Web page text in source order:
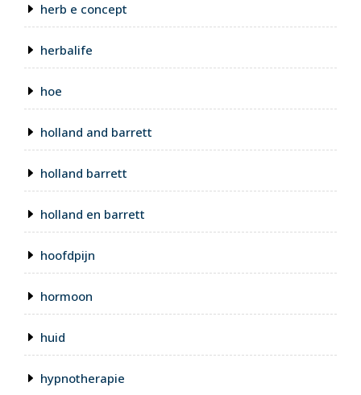
herb e concept
herbalife
hoe
holland and barrett
holland barrett
holland en barrett
hoofdpijn
hormoon
huid
hypnotherapie